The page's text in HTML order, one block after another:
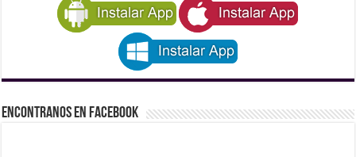
Encontranos en Facebook